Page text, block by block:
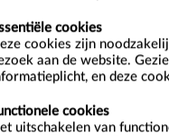
als permanente
op de Service:
cookies
cookies zijn
aan de website.
en deze
cookies
uitschakelen van